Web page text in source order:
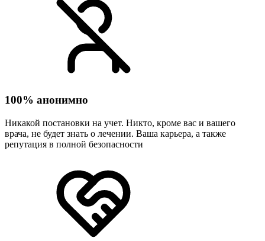
100% анонимно
Никакой постановки на учет. Никто, кроме вас и вашего
врача, не будет знать о лечении. Ваша карьера, а также
репутация в полной безопасности